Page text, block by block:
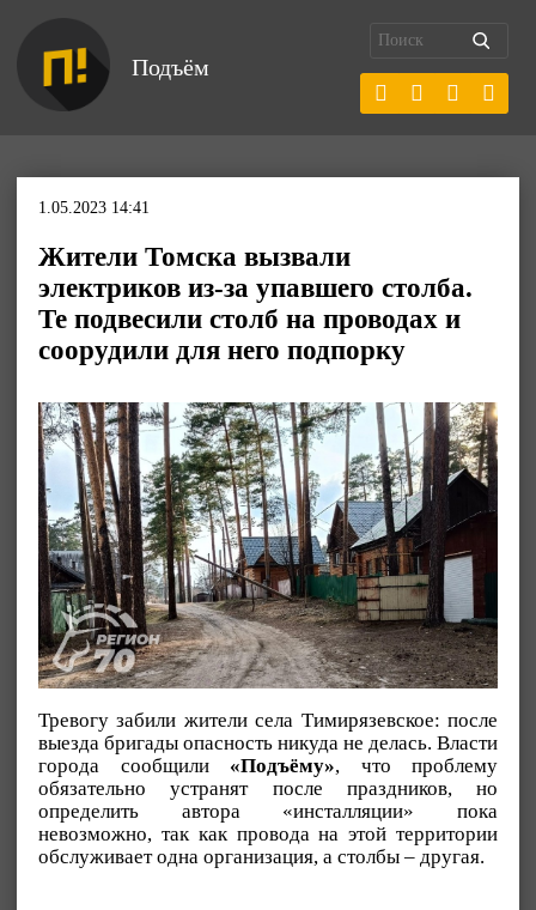
Подъём
1.05.2023 14:41
Жители Томска вызвали
электриков из-за упавшего столба.
Те подвесили столб на проводах и
соорудили для него подпорку
Тревогу забили жители села Тимирязевское: после
выезда бригады опасность никуда не делась. Власти
города сообщили «Подъёму», что проблему
обязательно устранят после праздников, но
определить автора «инсталляции» пока
невозможно, так как провода на этой территории
обслуживает одна организация, а столбы – другая.